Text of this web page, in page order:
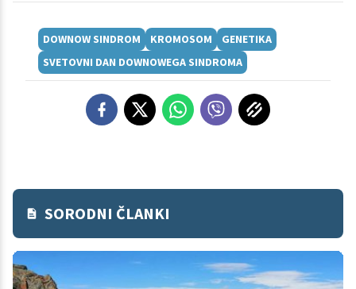
DOWNOW SINDROM KROMOSOM
GENETIKA
SVETOVNI DAN DOWNOWEGA SINDROMA
SORODNI ČLANKI